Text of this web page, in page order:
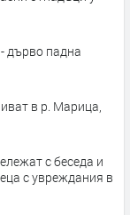
дърво падна
в р. Марица,
с беседа и
с увреждания в